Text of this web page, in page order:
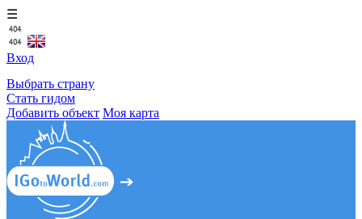
☰
Вход
Выбрать страну
Стать гидом
Добавить объект Моя карта